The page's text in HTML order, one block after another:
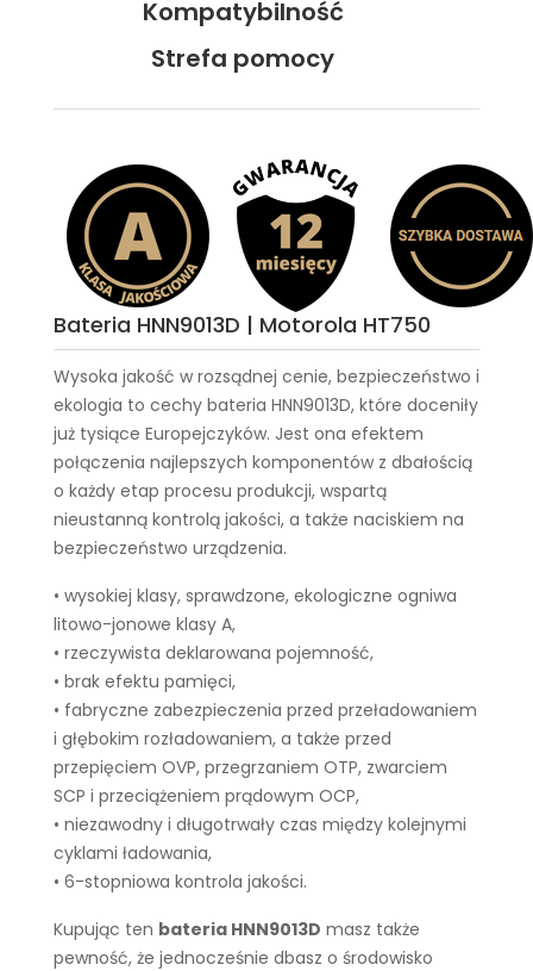
Kompatybilność
Strefa pomocy
Bateria HNN9013D | Motorola HT750
Wysoka jakość w rozsądnej cenie, bezpieczeństwo i
ekologia to cechy bateria HNN9013D, które doceniły
już tysiące Europejczyków. Jest ona efektem
połączenia najlepszych komponentów z dbałością
o każdy etap procesu produkcji, wspartą
nieustanną kontrolą jakości, a także naciskiem na
bezpieczeństwo urządzenia.
• wysokiej klasy, sprawdzone, ekologiczne ogniwa
litowo-jonowe klasy A,
• rzeczywista deklarowana pojemność,
• brak efektu pamięci,
• fabryczne zabezpieczenia przed przeładowaniem
i głębokim rozładowaniem, a także przed
przepięciem OVP, przegrzaniem OTP, zwarciem
SCP i przeciążeniem prądowym OCP,
• niezawodny i długotrwały czas między kolejnymi
cyklami ładowania,
• 6-stopniowa kontrola jakości.
Kupując ten bateria HNN9013D masz także
pewność, że jednocześnie dbasz o środowisko